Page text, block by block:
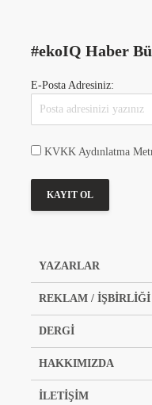
#ekoIQ Haber
E-Posta Adresiniz:
KVKK Aydınlatma
YAZARLAR
REKLAM / İŞBİRLİĞİ
DERGİ
HAKKIMIZDA
İLETİŞİM